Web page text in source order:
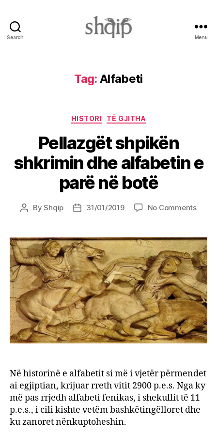
Search Menu
Tag: Alfabeti
Categories
HISTORI TË GJITHA
Pellazgët shpikën
shkrimin dhe alfabetin e
parë në botë
PostByShqip
Post31/01/2019 No Commentson
dhe
e
parë
në
botë
Në historinë e alfabetit si më i vjetër përmendet
ai egjiptian, krijuar rreth vitit 2900 p.e.s. Nga ky
më pas rrjedh alfabeti fenikas, i shekullit të 11
p.e.s., i cili kishte vetëm bashkëtingëlloret dhe
ku zanoret nënkuptoheshin.